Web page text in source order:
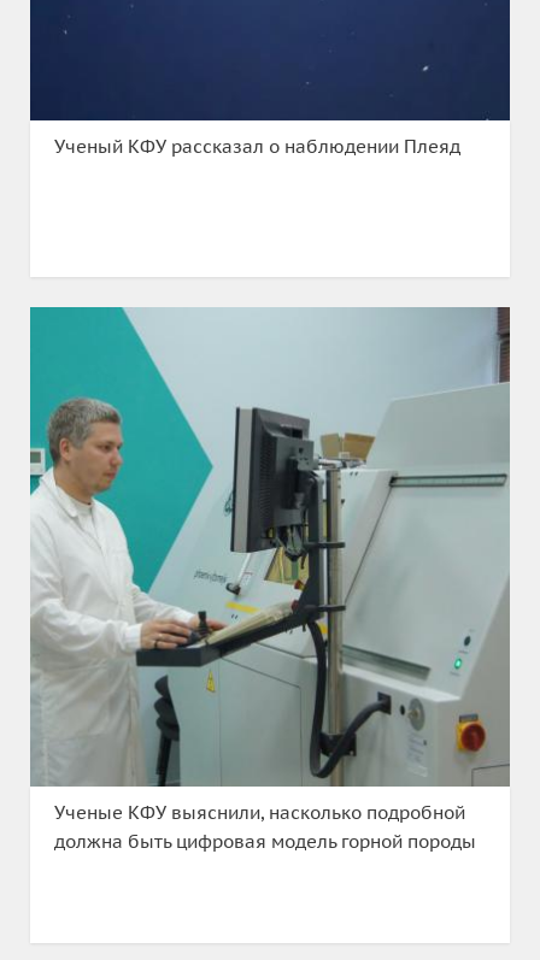
Ученый КФУ рассказал о наблюдении Плеяд
Ученые КФУ выяснили, насколько подробной
должна быть цифровая модель горной породы